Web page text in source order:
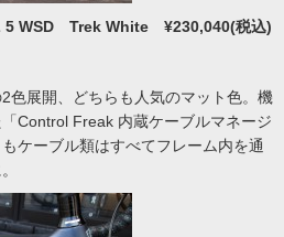
WSD Trek White ¥230,040(税込)
色展開、どちらも人気のマット色。機
Control Freak 内蔵ケーブルマネージ
ケーブル類はすべてフレーム内を通